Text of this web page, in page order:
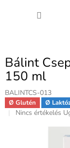
Bálint
150 ml
BALINTCS-013
Ø Glutén Ø
A
Nincs értékelés